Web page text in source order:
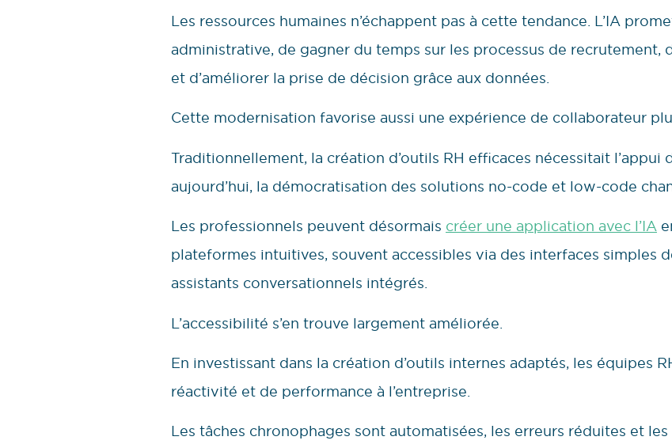
Les ressources humaines n’échappent pas à cette tendance. L’IA
administrative, de gagner du temps sur les processus de recrutement,
et d’améliorer la prise de décision grâce aux données.
Cette modernisation favorise aussi une expérience de collaborateur
Traditionnellement, la création d’outils RH efficaces nécessitait l’appui
aujourd’hui, la démocratisation des solutions no-code et low-code
Les professionnels peuvent désormais créer une application avec l’IA
plateformes intuitives, souvent accessibles via des interfaces simples
assistants conversationnels intégrés.
L’accessibilité s’en trouve largement améliorée.
En investissant dans la création d’outils internes adaptés, les équipes
réactivité et de performance à l’entreprise.
Les tâches chronophages sont automatisées, les erreurs réduites et les